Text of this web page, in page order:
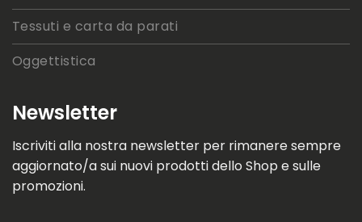
Tessuti e carta da parati
Oggettistica
Newsletter
Iscriviti alla nostra newsletter per rimanere sempre
aggiornato/a sui nuovi prodotti dello Shop e sulle
promozioni.